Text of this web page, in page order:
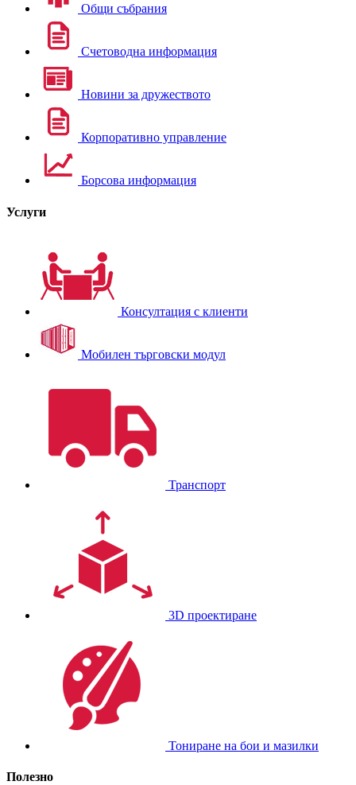
Общи събрания
Счетоводна информация
Новини за дружеството
Корпоративно управление
Борсова информация
Услуги
Консултация с клиенти
Мобилен търговски модул
Транспорт
3D проектиране
Тониране на бои и мазилки
Полезно